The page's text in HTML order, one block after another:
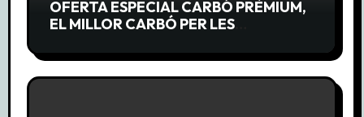
OFERTA ESPECIAL CARBÓ PRÈMIUM,
EL MILLOR CARBÓ PER LES